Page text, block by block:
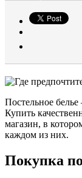
Постельное
Купить
магазин, в
каждом из них.
Покупка